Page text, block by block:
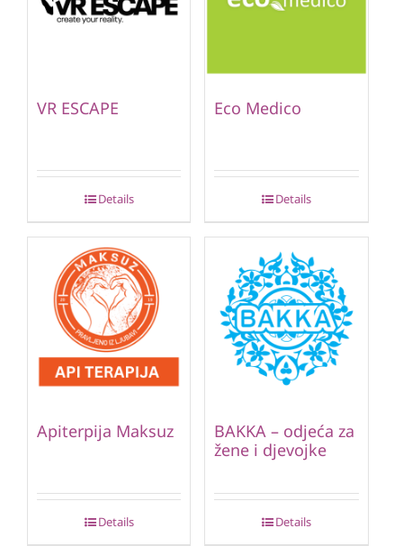
VR ESCAPE
Details
Eco Medico
Details
Apiterpija Maksuz
Details
BAKKA – odjeća za
žene i djevojke
Details